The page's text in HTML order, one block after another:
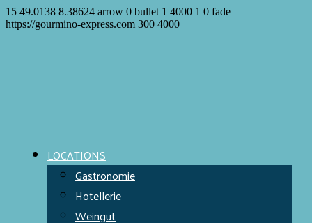
15 49.0138 8.38624 arrow 0 bullet 1 4000 1 0 fade
https://gourmino-express.com 300 4000
LOCATIONS
Gastronomie
Hotellerie
Weingut